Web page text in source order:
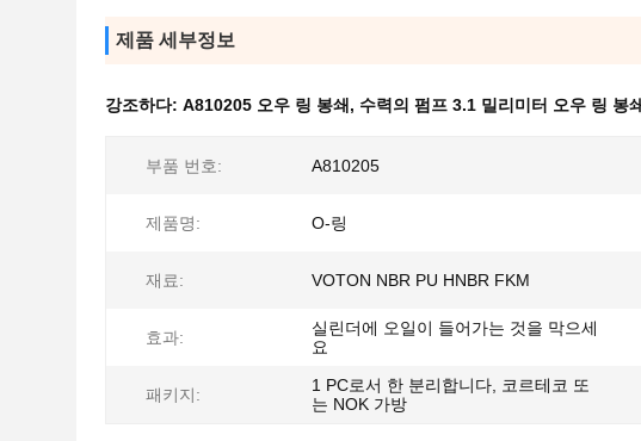
제품 세부정보
강조하다: A810205 오우 링 봉쇄 , 수력의 펌프 3.1 밀리미터 오우 링 봉쇄
부품 번호: A810205
제품명: O-링
재료: VOTON NBR PU HNBR FKM
효과:
실린더에 오일이 들어가는 것을 막으세
요
패키지:
1 PC로서 한 분리합니다, 코르테코 또
는 NOK 가방